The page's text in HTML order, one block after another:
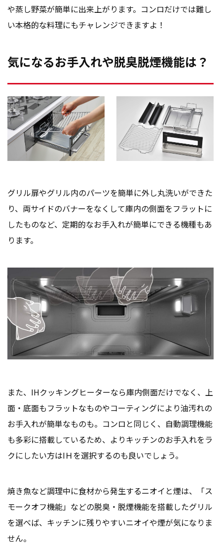
や蒸し野菜が簡単に出来上がります。コンロだけでは難し
い本格的な料理にもチャレンジできますよ！
気になるお手入れや脱臭脱煙機能は？
グリル扉やグリル内のパーツを簡単に外し丸洗いができた
り、両サイドのバナーをなくして庫内の側面をフラットに
したものなど、定期的なお手入れが簡単にできる機種もあ
ります。
また、IHクッキングヒーターなら庫内側面だけでなく、上
面・底面もフラットなものやコーティングにより油汚れの
お手入れが簡単なものも。コンロと同じく、自動調理機能
も多彩に搭載しているため、よりキッチンのお手入れをラ
クにしたい方はIＨを選択するのも良いでしょう。
焼き魚など調理中に食材から発生するニオイと煙は、「ス
モークオフ機能」などの脱臭・脱煙機能を搭載したグリル
を選べば、キッチンに残りやすいニオイや煙が気になりま
せん。